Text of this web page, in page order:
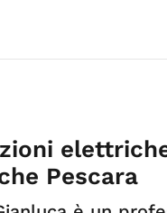
Pescara